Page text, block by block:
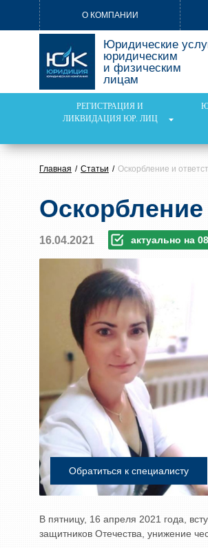
О КОМПАНИИ
Юридические
юридическим
и физическим
лицам
РЕГИСТРАЦИЯ И
ЛИКВИДАЦИЯ ЮР. ЛИЦ
Главная Статьи Оскорбление и
Оскорбление
16.04.2021 актуально на
Обратиться к специалисту
В пятницу, 16 апреля 2021 года,
защитников Отечества, унижение